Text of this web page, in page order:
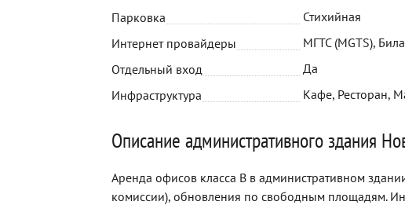
Парковка
Стихийная
Интернет провайдеры
МГТС (MGTS),
Отдельный вход
Да
Инфраструктура
Кафе, Ресторан,
Описание административного здания
Аренда офисов класса B в административном
комиссии), обновления по свободным площадям.